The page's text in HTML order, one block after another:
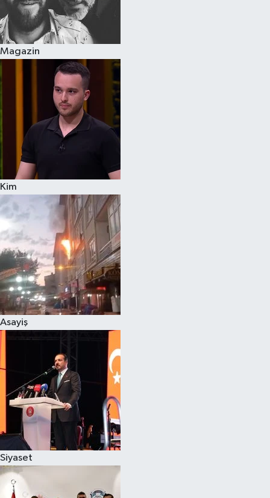
Magazin
Kim
Asayiş
Siyaset
Spor
Burç Yorumları
Çocuk
Eğitim
Hava Durumu
Kadın
Kim kimdir?
Kültür Sanat
Sağlık
Siyaset
Teknoloji
Televizyon
Yaşam-Çevre